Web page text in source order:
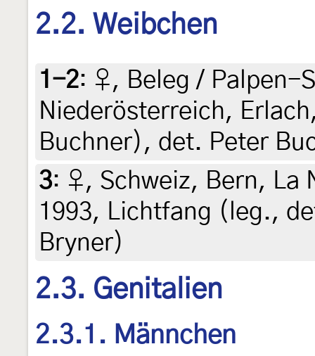
2.2. Weibchen
1-2: ♀, Beleg / Palpen-
Niederösterreich,
Buchner), det. Peter
3: ♀, Schweiz, Bern, La
1993, Lichtfang (leg.,
Bryner)
2.3. Genitalien
2.3.1. Männchen